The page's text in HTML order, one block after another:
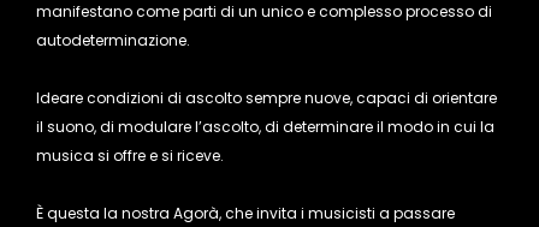
manifestano come parti di un unico e complesso processo di
autodeterminazione.
Ideare condizioni di ascolto sempre nuove, capaci di orientare
il suono, di modulare l’ascolto, di determinare il modo in cui la
musica si offre e si riceve.
È questa la nostra Agorà, che invita i musicisti a passare